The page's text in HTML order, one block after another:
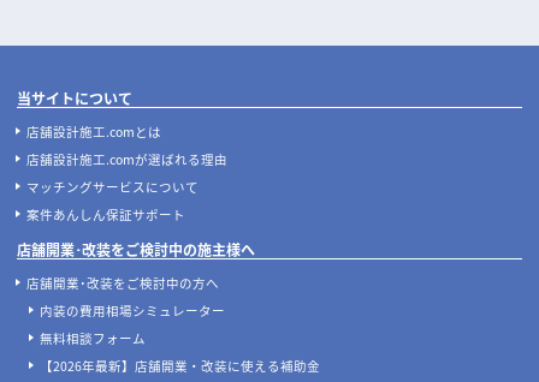
当サイトについて
店舗設計施工.comとは
店舗設計施工.comが選ばれる理由
マッチングサービスについて
案件あんしん保証サポート
店舗開業･改装をご検討中の施主様へ
店舗開業･改装をご検討中の方へ
内装の費用相場シミュレーター
無料相談フォーム
【2026年最新】店舗開業・改装に使える補助金